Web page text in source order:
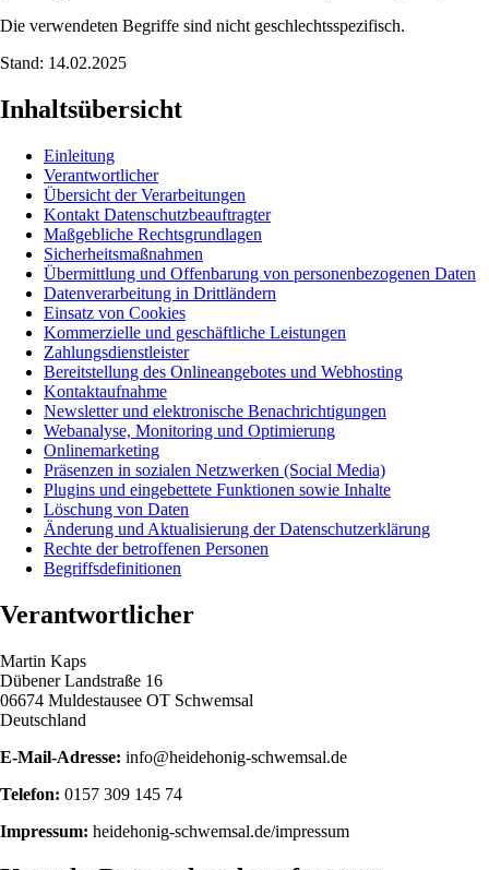
Die verwendeten Begriffe sind nicht geschlechtsspezifisch.
Stand: 14.02.2025
Inhaltsübersicht
Einleitung
Verantwortlicher
Übersicht der Verarbeitungen
Kontakt Datenschutzbeauftragter
Maßgebliche Rechtsgrundlagen
Sicherheitsmaßnahmen
Übermittlung und Offenbarung von personenbezogenen Daten
Datenverarbeitung in Drittländern
Einsatz von Cookies
Kommerzielle und geschäftliche Leistungen
Zahlungsdienstleister
Bereitstellung des Onlineangebotes und Webhosting
Kontaktaufnahme
Newsletter und elektronische Benachrichtigungen
Webanalyse, Monitoring und Optimierung
Onlinemarketing
Präsenzen in sozialen Netzwerken (Social Media)
Plugins und eingebettete Funktionen sowie Inhalte
Löschung von Daten
Änderung und Aktualisierung der Datenschutzerklärung
Rechte der betroffenen Personen
Begriffsdefinitionen
Verantwortlicher
Martin Kaps
Dübener Landstraße 16
06674 Muldestausee OT Schwemsal
Deutschland
E-Mail-Adresse: info@heidehonig-schwemsal.de
Telefon: 0157 309 145 74
Impressum: heidehonig-schwemsal.de/impressum